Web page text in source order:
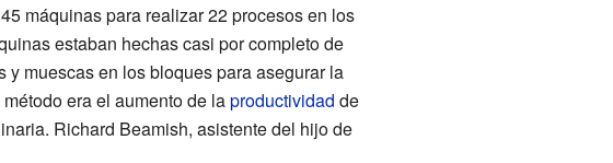
máquinas para realizar 22 procesos en los
estaban hechas casi por completo de
muescas en los bloques para asegurar la
era el aumento de laproductividad de
Richard Beamish, asistente del hijo de